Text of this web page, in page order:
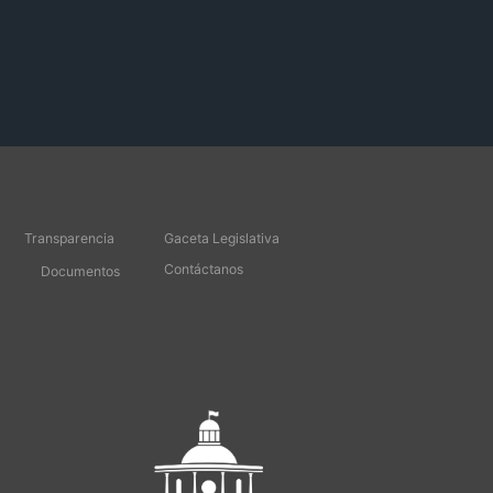
Transparencia
Documentos
Gaceta Legislativa
Contáctanos